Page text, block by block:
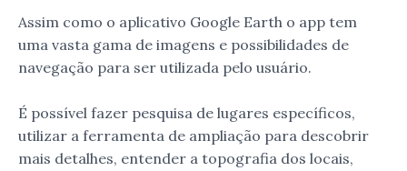
Assim como o aplicativo Google Earth o app tem
uma vasta gama de imagens e possibilidades de
navegação para ser utilizada pelo usuário.
É possível fazer pesquisa de lugares específicos,
utilizar a ferramenta de ampliação para descobrir
mais detalhes, entender a topografia dos locais,